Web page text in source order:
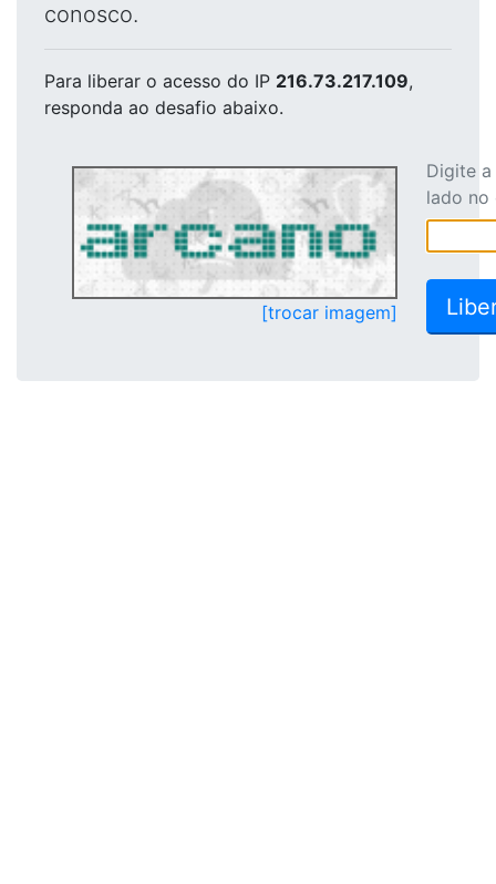
conosco.
Para liberar o acesso do IP 216.73.217.109,
responda ao desafio abaixo.
[trocar imagem]
Digite
lado no